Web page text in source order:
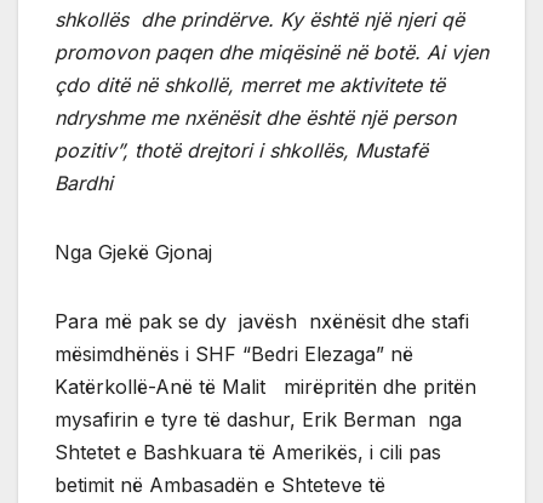
shkollës dhe prindërve. Ky është një njeri që
promovon paqen dhe miqësinë në botë. Ai vjen
çdo ditë në shkollë, merret me aktivitete të
ndryshme me nxënësit dhe është një person
pozitiv”, thotë drejtori i shkollës, Mustafë
Bardhi
Nga Gjekë Gjonaj
Para më pak se dy javësh nxënësit dhe stafi
mësimdhënës i SHF “Bedri Elezaga” në
Katërkollë-Anë të Malit mirëpritën dhe pritën
mysafirin e tyre të dashur, Erik Berman nga
Shtetet e Bashkuara të Amerikës, i cili pas
betimit në Ambasadën e Shteteve të